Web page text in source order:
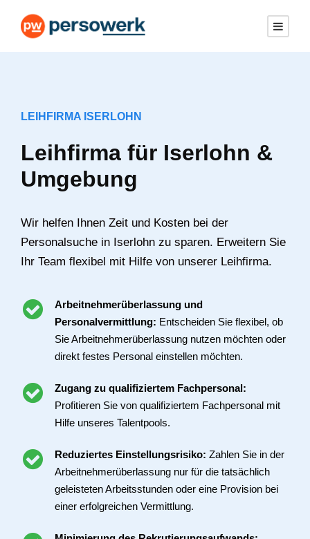
LEIHFIRMA ISERLOHN
Leihfirma für Iserlohn &
Umgebung
Wir helfen Ihnen Zeit und Kosten bei der
Personalsuche in Iserlohn zu sparen. Erweitern Sie
Ihr Team flexibel mit Hilfe von unserer Leihfirma.
Arbeitnehmerüberlassung und
Personalvermittlung: Entscheiden Sie flexibel, ob
Sie Arbeitnehmerüberlassung nutzen möchten oder
direkt festes Personal einstellen möchten.
Zugang zu qualifiziertem Fachpersonal:
Profitieren Sie von qualifiziertem Fachpersonal mit
Hilfe unseres Talentpools.
Reduziertes Einstellungsrisiko: Zahlen Sie in der
Arbeitnehmerüberlassung nur für die tatsächlich
geleisteten Arbeitsstunden oder eine Provision bei
einer erfolgreichen Vermittlung.